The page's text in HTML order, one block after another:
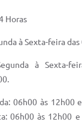
Horas
à Sexta-feira
à Sexta-
06h00 às 12h00
06h00 às 12h00